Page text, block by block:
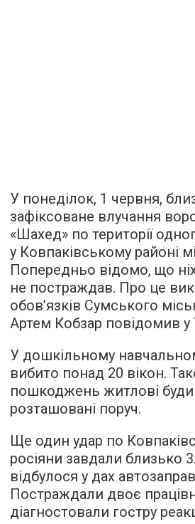
У понеділок, 1 червня,
зафіксоване влучання
«Шахед» по території
у Ковпаківському районі
Попередньо відомо, що
не постраждав. Про це
обов’язків Сумського
Артем Кобзар повідомив у
У дошкільному
вибито понад 20 вікон.
пошкоджень житлові
розташовані поруч.
Ще один удар по
росіяни завдали близько
відбулося у дах
Постраждали двоє
діагностовали гостру